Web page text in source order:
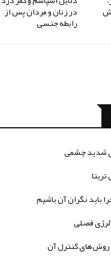
در زنان و مردان پس از
رابطه جنسی
شدید چشمی
باید نگران آن باشیم
فصلی
روش‌های کنترل آن